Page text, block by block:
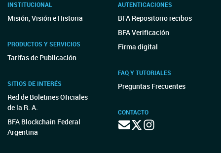
INSTITUCIONAL
Misión, Visión e Historia
PRODUCTOS Y SERVICIOS
Tarifas de Publicación
SITIOS DE INTERÉS
Red de Boletines Oficiales
de la R. A.
BFA Blockchain Federal
Argentina
AUTENTICACIONES
BFA Repositorio recibos
BFA Verificación
Firma digital
FAQ Y TUTORIALES
Preguntas Frecuentes
CONTACTO